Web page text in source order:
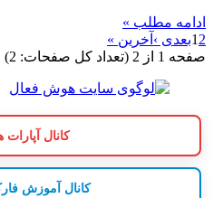
ادامه مطلب »
12 بعدی › آخرین »
صفحه 1 از 2 (تعداد کل صفحات: 2)
کانال
کانال آموزش